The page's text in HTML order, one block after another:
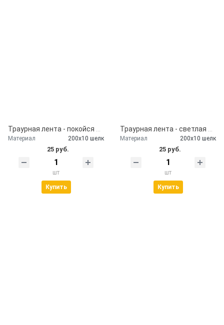
Траурная лента - покойся с миром
Материал 200х10 шелк
25 руб.
шт
Купить
Траурная лента - светлая память
Материал 200х10 шелк
25 руб.
шт
Купить